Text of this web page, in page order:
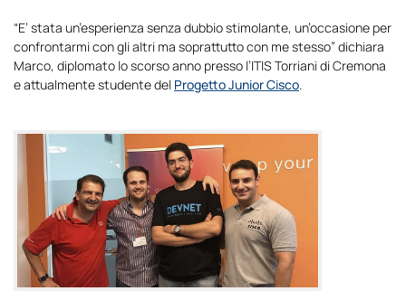
“E’ stata un’esperienza senza dubbio stimolante, un’occasione per
confrontarmi con gli altri ma soprattutto con me stesso” dichiara
Marco, diplomato lo scorso anno presso l’ITIS Torriani di Cremona
e attualmente studente del Progetto Junior Cisco.